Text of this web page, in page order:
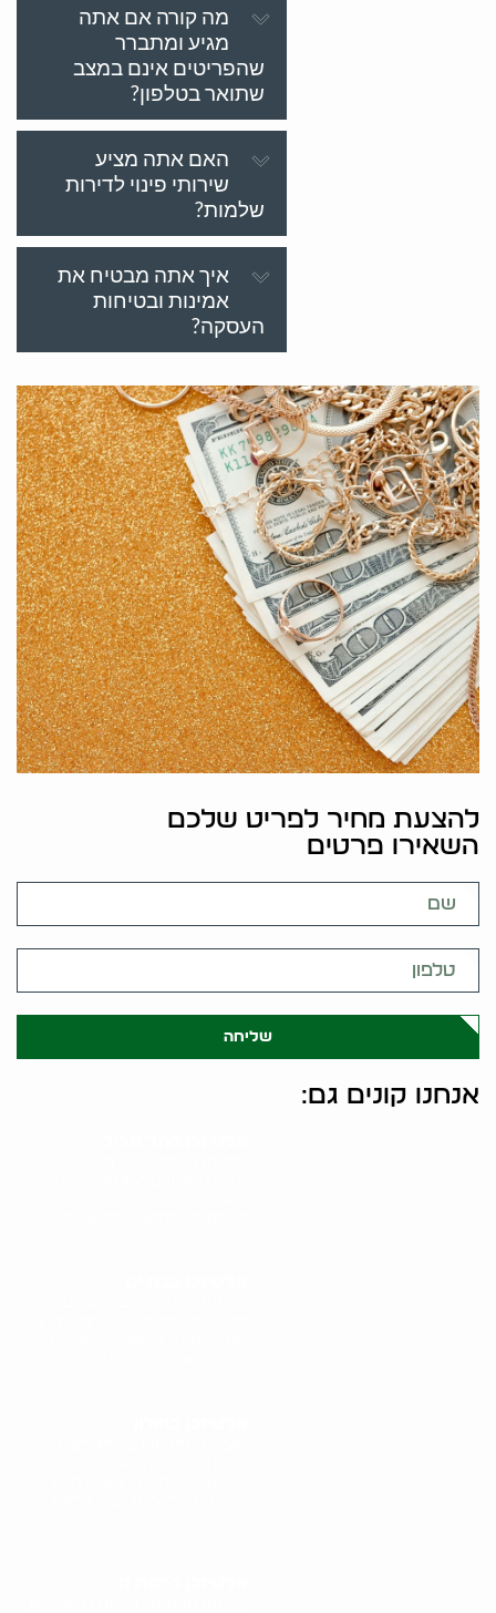
מה קורה אם אתה
מגיע ומתברר
שהפריטים אינם במצב
שתואר בטלפון?
האם אתה מציע
שירותי פינוי לדירות
שלמות?
איך אתה מבטיח את
אמינות ובטיחות
העסקה?
להצעת מחיר לפריט שלכם
השאירו פרטים
שליחה
אנחנו קונים גם: